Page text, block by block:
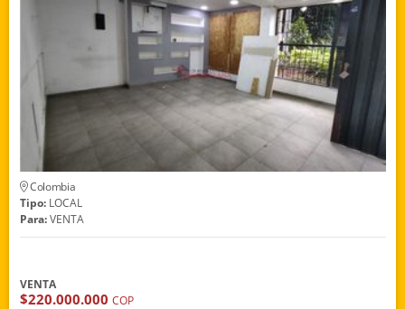
Colombia
Tipo:LOCAL
Para:VENTA
VENTA
$220.000.000 COP